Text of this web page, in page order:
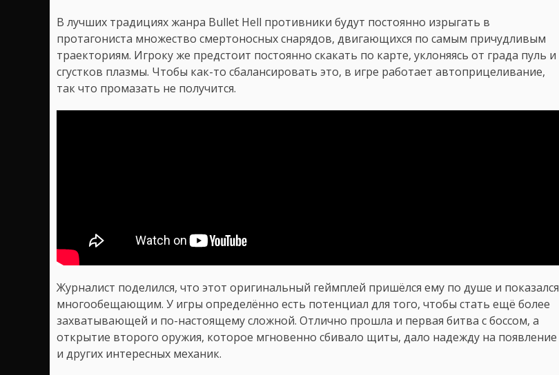
В лучших традициях жанра Bullet Hell противники будут постоянно изрыгать в
протагониста множество смертоносных снарядов, двигающихся по самым причудливым
траекториям. Игроку же предстоит постоянно скакать по карте, уклоняясь от града пуль и
сгустков плазмы. Чтобы как-то сбалансировать это, в игре работает автоприцеливание,
так что промазать не получится.
Журналист поделился, что этот оригинальный геймплей пришёлся ему по душе и показался
многообещающим. У игры определённо есть потенциал для того, чтобы стать ещё более
захватывающей и по-настоящему сложной. Отлично прошла и первая битва с боссом, а
открытие второго оружия, которое мгновенно сбивало щиты, дало надежду на появление
и других интересных механик.